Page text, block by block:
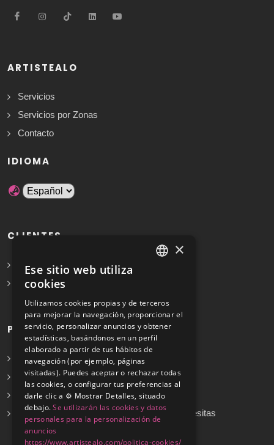
ARTISTEALO
Servicios
Servicios por Zonas
Contacto
IDIOMA
CLIENTES
Solicita Presupuesto Gratis
Preguntas frecuentes
PROFESIONALES
Info para profesionales
Registrarse
Preguntas frecuentes
¿No encuentras tu servicio? Dinos cuál necesitas
×
Ese sitio web utiliza
cookies
Utilizamos cookies propias y de terceros
para mejorar la navegación, proporcionar el
servicio, personalizar anuncios y obtener
estadísticas, basándonos en un perfil
elaborado a partir de tus hábitos de
navegación (por ejemplo, páginas
visitadas). Puedes aceptar o rechazar todas
las cookies, o configurar tus preferencias al
darle clic a ⚙️ Mostrar Detalles, situado
debajo.Se utilizarán las cookies y datos
personales para la personalización de
anuncios
https://www.artistealo.com/politica-cookies/